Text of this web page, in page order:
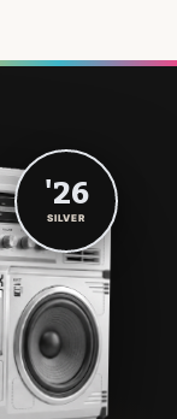
'26
SILVER